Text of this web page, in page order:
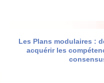
Les Plans modulaires :
acquérir les